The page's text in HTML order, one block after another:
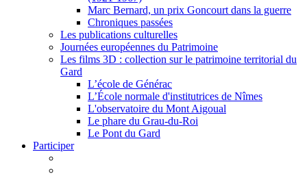
Marc Bernard, un prix Goncourt dans la guerre
Chroniques passées
Les publications culturelles
Journées européennes du Patrimoine
Les films 3D : collection sur le patrimoine territorial du
Gard
L’école de Générac
L’École normale d'institutrices de Nîmes
L'observatoire du Mont Aigoual
Le phare du Grau-du-Roi
Le Pont du Gard
Participer